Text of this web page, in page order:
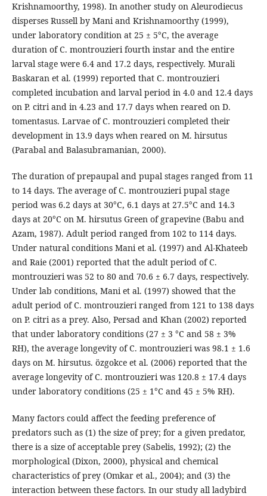
Krishnamoorthy, 1998). In another study on Aleurodiecus
disperses Russell by Mani and Krishnamoorthy (1999),
under laboratory condition at 25 ± 5°C, the average
duration of C. montrouzieri fourth instar and the entire
larval stage were 6.4 and 17.2 days, respectively. Murali
Baskaran et al. (1999) reported that C. montrouzieri
completed incubation and larval period in 4.0 and 12.4 days
on P. citri and in 4.23 and 17.7 days when reared on D.
tomentasus. Larvae of C. montrouzieri completed their
development in 13.9 days when reared on M. hirsutus
(Parabal and Balasubramanian, 2000).
The duration of prepaupal and pupal stages ranged from 11
to 14 days. The average of C. montrouzieri pupal stage
period was 6.2 days at 30°C, 6.1 days at 27.5°C and 14.3
days at 20°C on M. hirsutus Green of grapevine (Babu and
Azam, 1987). Adult period ranged from 102 to 114 days.
Under natural conditions Mani et al. (1997) and Al-Khateeb
and Raie (2001) reported that the adult period of C.
montrouzieri was 52 to 80 and 70.6 ± 6.7 days, respectively.
Under lab conditions, Mani et al. (1997) showed that the
adult period of C. montrouzieri ranged from 121 to 138 days
on P. citri as a prey. Also, Persad and Khan (2002) reported
that under laboratory conditions (27 ± 3 °C and 58 ± 3%
RH), the average longevity of C. montrouzieri was 98.1 ± 1.6
days on M. hirsutus. özgokce et al. (2006) reported that the
average longevity of C. montrouzieri was 120.8 ± 17.4 days
under laboratory conditions (25 ± 1°C and 45 ± 5% RH).
Many factors could affect the feeding preference of
predators such as (1) the size of prey; for a given predator,
there is a size of acceptable prey (Sabelis, 1992); (2) the
morphological (Dixon, 2000), physical and chemical
characteristics of prey (Omkar et al., 2004); and (3) the
interaction between these factors. In our study all ladybird